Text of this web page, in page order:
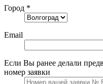
Город *
Email
Если Вы ранее делали
номер заявки